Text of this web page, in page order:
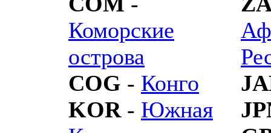
Коморские
острова
COG - Конго
KOR- Южная